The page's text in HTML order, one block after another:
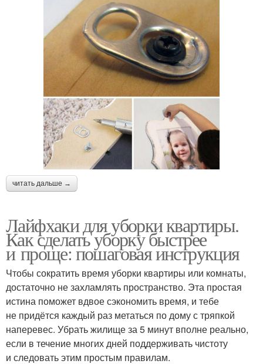
читать дальше →
Лайфхаки для уборки квартиры.
Как сделать уборку быстрее
и проще: пошаговая инструкция
Чтобы сократить время уборки квартиры или комнаты,
достаточно не захламлять пространство. Эта простая
истина поможет вдвое сэкономить время, и тебе
не придётся каждый раз метаться по дому с тряпкой
наперевес. Убрать жилище за 5 минут вполне реально,
если в течение многих дней поддерживать чистоту
и следовать этим простым правилам.